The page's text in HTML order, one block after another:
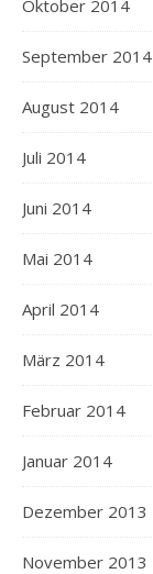
Oktober 2014
September 2014
August 2014
Juli 2014
Juni 2014
Mai 2014
April 2014
März 2014
Februar 2014
Januar 2014
Dezember 2013
November 2013